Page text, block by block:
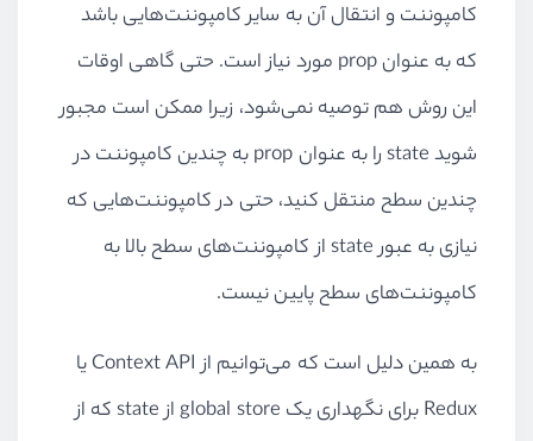
کامپوننت و انتقال آن به سایر کامپوننت‌هایی باشد
که به عنوانprop مورد نیاز است. حتی گاهی اوقات
این روش هم توصیه نمی‌شود، زیرا ممکن است مجبور
شویدstate را به عنوان propبه چندین کامپوننت در
چندین سطح منتقل کنید، حتی در کامپوننت‌هایی که
نیازی به عبورstate از کامپوننت‌های سطح بالا به
کامپوننت‌های سطح پایین نیست.
به همین دلیل است که می‌توانیم ازContext APIیا
Reduxبرای نگهداری یک global storeازstate که از